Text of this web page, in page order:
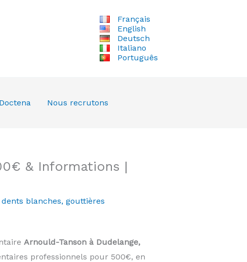
Français
English
Deutsch
Italiano
Português
Nous recrutons
& Informations |
dents blanches, gouttières
Arnould-Tanson à Dudelange,
professionnels pour 500€, en